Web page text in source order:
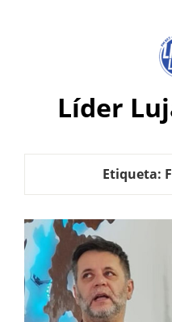
Líder
Etiqueta: